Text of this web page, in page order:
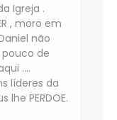
Igreja .
, moro em
não
de
....
líderes da
lhe PERDOE.